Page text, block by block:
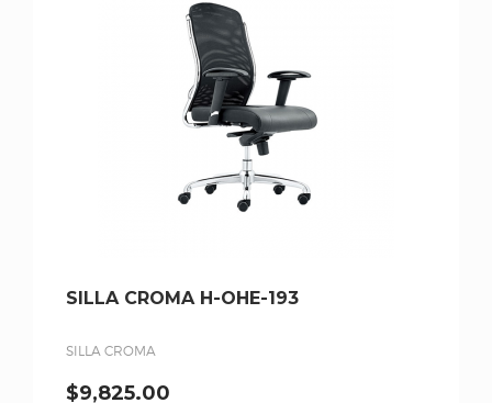
SILLA CROMA H-OHE-193
SILLA CROMA
$9,825.00